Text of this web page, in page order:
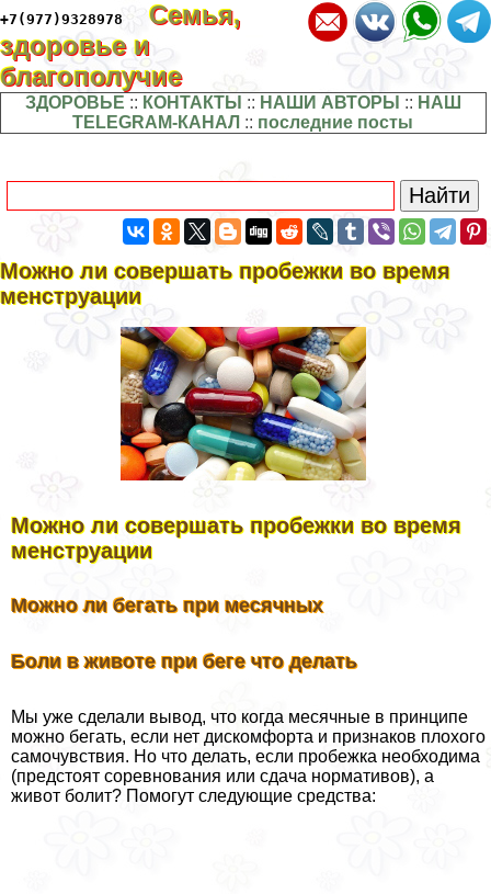
+7(977)9328978
Семья,
здоровье и
благополучие
ЗДОРОВЬЕ :: КОНТАКТЫ :: НАШИ АВТОРЫ :: НАШ
TELEGRAM-КАНАЛ :: последние посты
Можно ли совершать пробежки во время
мeнcтpуации
Можно ли совершать пробежки во время
мeнcтpуации
Можно ли бегать при мecячных
Боли в животе при беге что делать
Мы уже сделали вывод, что когда мecячные в принципе
можно бегать, если нет дискомфорта и признаков плохого
самочувствия. Но что делать, если пробежка необходима
(предстоят соревнования или сдача нормативов), а
живот болит? Помогут следующие средства: